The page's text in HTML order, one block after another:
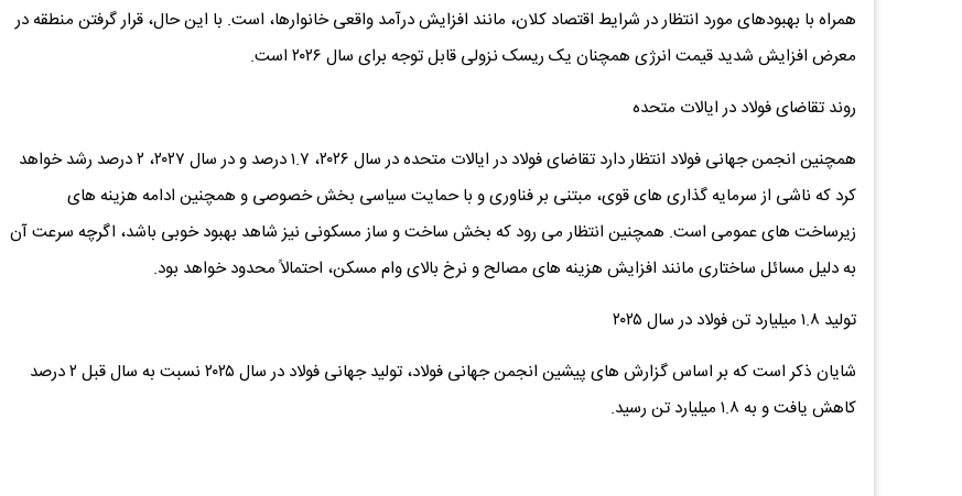
همراه با بهبودهای مورد انتظار در شرایط اقتصاد کلان، مانند افزایش درآمد واقعی خانوارها، است. با این حال، قرار گرفتن منطقه در
معرض افزایش شدید قیمت انرژی همچنان یک ریسک نزولی قابل توجه برای سال ۲۰۲۶ است.
روند تقاضای فولاد در ایالات متحده
همچنین انجمن جهانی فولاد انتظار دارد تقاضای فولاد در ایالات متحده در سال ۲۰۲۶، ۱.۷ درصد و در سال ۲۰۲۷، ۲ درصد رشد خواهد
کرد که ناشی از سرمایه ‌گذاری‌ های قوی، مبتنی بر فناوری و با حمایت سیاسی بخش خصوصی و همچنین ادامه هزینه ‌های
زیرساخت ‌های عمومی است. همچنین انتظار می ‌رود که بخش ساخت و ساز مسکونی نیز شاهد بهبود خوبی باشد، اگرچه سرعت آن
به دلیل مسائل ساختاری مانند افزایش هزینه ‌های مصالح و نرخ بالای وام مسکن، احتمالاً محدود خواهد بود.
تولید ۱.۸ میلیارد تن فولاد در سال ۲۰۲۵
شایان ذکر است که بر اساس گزارش های پیشین انجمن جهانی فولاد، تولید جهانی فولاد در سال ۲۰۲۵ نسبت به سال قبل ۲ درصد
کاهش یافت و به ۱.۸ میلیارد تن رسید.